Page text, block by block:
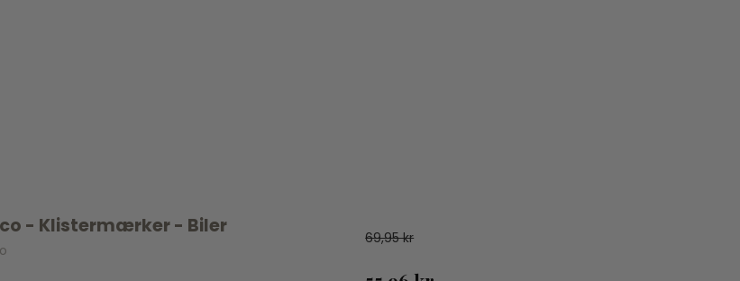
- Klistermærker - Biler 69,95 kr